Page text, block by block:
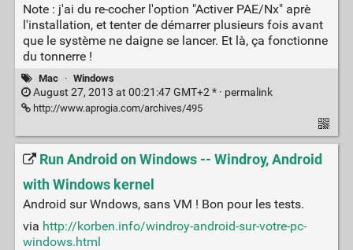
Note : j'ai du re-cocher l'option "Activer PAE/Nx" aprè
l'installation, et tenter de démarrer plusieurs fois avant
que le système ne daigne se lancer. Et là, ça fonctionne
du tonnerre !
Mac · Windows
August 27, 2013 at 00:21:47 GMT+2 * · permalink
http://www.aprogia.com/archives/495
Run Android on Windows -- Windroy, Android
with Windows kernel
Android sur Wndows, sans VM ! Bon pour les tests.
via http://korben.info/windroy-android-sur-votre-pc-
windows.html